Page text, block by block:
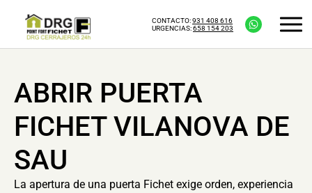
CONTACTO:931 408 616
URGENCIAS:658 154 203
ABRIR PUERTA
FICHET VILANOVA DE
SAU
La apertura de una puerta Fichet exige orden, experiencia